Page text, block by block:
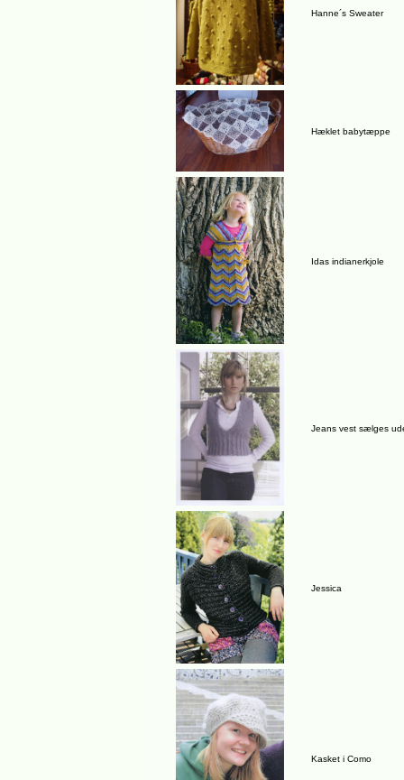
Hanne´s Sweater
Hæklet babytæppe
Idas indianerkjole
Jeans vest sælges
Jessica
Kasket i Como